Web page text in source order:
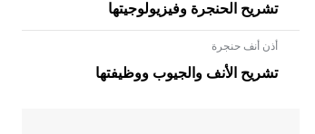
تشريح الحنجرة وفيزيولوجيتها
أذن أنف حنجرة
تشريح الأنف والجيوب ووظيفتها
- هل تعلم أن الأبلق نوع من الفنون
الهندسية التي ارتبطت بالعمارة الإسلامية
في بلاد الشام ومصر خاصة، حيث يحرص